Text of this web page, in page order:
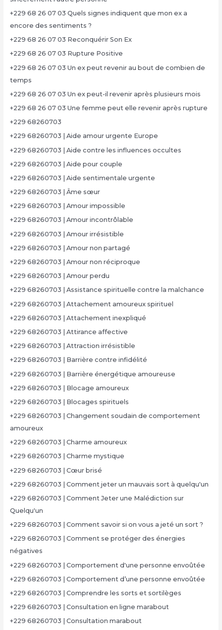
+229 68 26 07 03 Quels signes indiquent que mon ex a
encore des sentiments ?
+229 68 26 07 03 Reconquérir Son Ex
+229 68 26 07 03 Rupture Positive
+229 68 26 07 03 Un ex peut revenir au bout de combien de
temps
+229 68 26 07 03 Un ex peut-il revenir après plusieurs mois
+229 68 26 07 03 Une femme peut elle revenir après rupture
+229 68260703
+229 68260703 | Aide amour urgente Europe
+229 68260703 | Aide contre les influences occultes
+229 68260703 | Aide pour couple
+229 68260703 | Aide sentimentale urgente
+229 68260703 | Âme sœur
+229 68260703 | Amour impossible
+229 68260703 | Amour incontrôlable
+229 68260703 | Amour irrésistible
+229 68260703 | Amour non partagé
+229 68260703 | Amour non réciproque
+229 68260703 | Amour perdu
+229 68260703 | Assistance spirituelle contre la malchance
+229 68260703 | Attachement amoureux spirituel
+229 68260703 | Attachement inexpliqué
+229 68260703 | Attirance affective
+229 68260703 | Attraction irrésistible
+229 68260703 | Barrière contre infidélité
+229 68260703 | Barrière énergétique amoureuse
+229 68260703 | Blocage amoureux
+229 68260703 | Blocages spirituels
+229 68260703 | Changement soudain de comportement
amoureux
+229 68260703 | Charme amoureux
+229 68260703 | Charme mystique
+229 68260703 | Cœur brisé
+229 68260703 | Comment jeter un mauvais sort à quelqu'un
+229 68260703 | Comment Jeter une Malédiction sur
Quelqu'un
+229 68260703 | Comment savoir si on vous a jeté un sort ?
+229 68260703 | Comment se protéger des énergies
négatives
+229 68260703 | Comportement d'une personne envoûtée
+229 68260703 | Comportement d’une personne envoûtée
+229 68260703 | Comprendre les sorts et sortilèges
+229 68260703 | Consultation en ligne marabout
+229 68260703 | Consultation marabout